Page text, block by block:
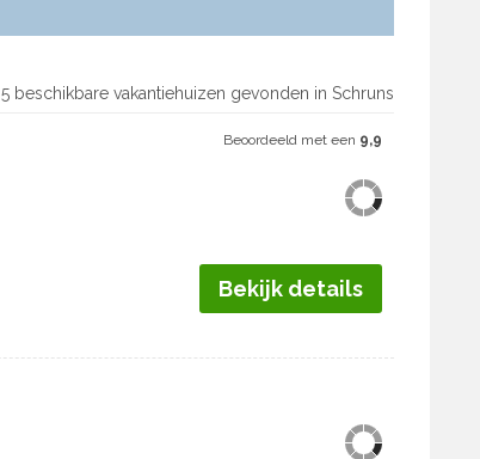
5 beschikbare vakantiehuizen gevonden in Schruns
Beoordeeld met een 9,9
Bekijk details